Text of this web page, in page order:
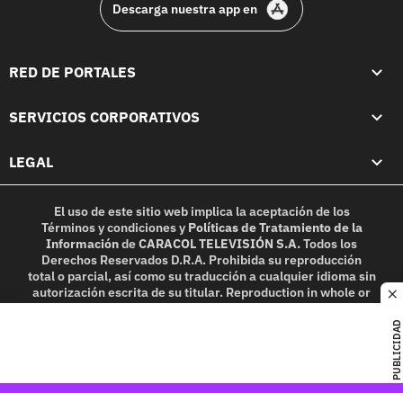
PUBLICIDAD
Descarga nuestra app en
RED DE PORTALES
SERVICIOS CORPORATIVOS
LEGAL
El uso de este sitio web implica la aceptación de los
Términos y condicionesy Políticas de Tratamiento de la
InformacióndeCARACOL TELEVISIÓN S.A.Todos los
Derechos Reservados D.R.A. Prohibida su reproducción
total o parcial, así como su traducción a cualquier idioma sin
autorización escrita de su titular. Reproduction in whole or